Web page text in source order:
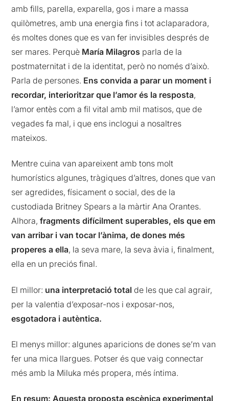
amb fills, parella, exparella, gos i mare a massa
quilòmetres, amb una energia fins i tot aclaparadora,
és moltes dones que es van fer invisibles després de
ser mares. Perquè María Milagros parla de la
postmaternitat i de la identitat, però no només d’això.
Parla de persones. Ens convida a parar un moment i
recordar, interioritzar que l’amor és la resposta,
l’amor entès com a fil vital amb mil matisos, que de
vegades fa mal, i que ens inclogui a nosaltres
mateixos.
Mentre cuina van apareixent amb tons molt
humorístics algunes, tràgiques d’altres, dones que van
ser agredides, físicament o social, des de la
custodiada Britney Spears a la màrtir Ana Orantes.
Alhora,fragments difícilment superables, els que em
van arribar i van tocar l’ànima, de dones més
properes a ella, la seva mare, la seva àvia i, finalment,
ella en un preciós final.
El millor: una interpretació total de les que cal agrair,
per la valentia d’exposar-nos i exposar-nos,
esgotadora i autèntica.
El menys millor: algunes aparicions de dones se’m van
fer una mica llargues. Potser és que vaig connectar
més amb la Miluka més propera, més íntima.
En resum: Aquesta proposta escènica experimental